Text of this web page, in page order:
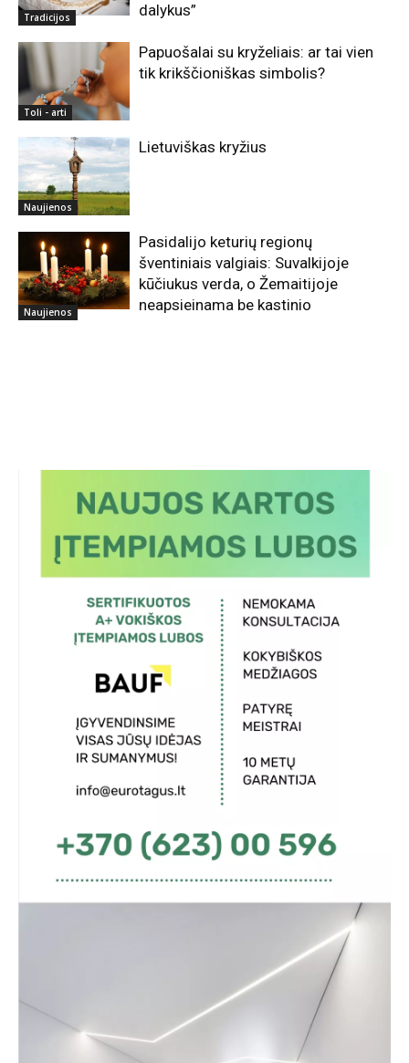
Tradicijos
dalykus”
Toli - arti
Papuošalai su kryželiais: ar tai vien
tik krikščioniškas simbolis?
Naujienos
Lietuviškas kryžius
Naujienos
Pasidalijo keturių regionų
šventiniais valgiais: Suvalkijoje
kūčiukus verda, o Žemaitijoje
neapsieinama be kastinio